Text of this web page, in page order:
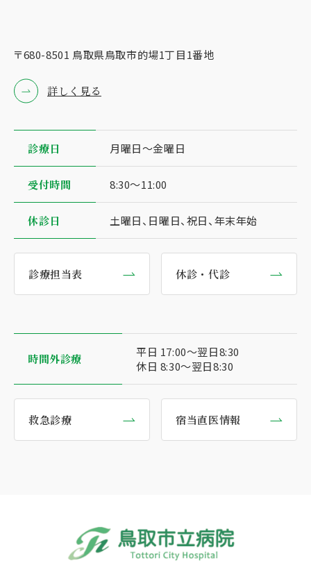
〒680-8501 ⿃取県⿃取市的場1丁⽬1番地
詳しく見る
診療⽇ ⽉曜⽇〜⾦曜⽇
受付時間 8:30〜11:00
休診日 土曜日、日曜日、祝日、年末年始
診療担当表 休診・代診
時間外診療
平日 17:00〜翌日8:30
休日 8:30〜翌日8:30
救急診療 宿当直医情報